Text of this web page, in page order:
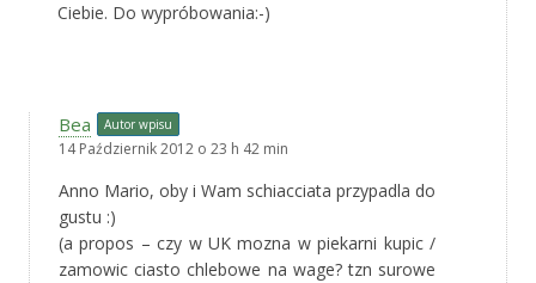
Ciebie. Do wypróbowania:-)
Bea Autor wpisu
14 Październik 2012 o 23 h 42 min
Anno Mario, oby i Wam schiacciata przypadla do
gustu :)
(a propos – czy w UK mozna w piekarni kupic /
zamowic ciasto chlebowe na wage? tzn surowe